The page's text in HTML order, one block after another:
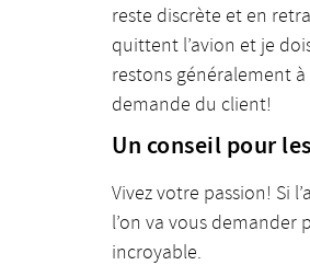
reste discrète et en
quittent l’avion et je
restons généralement
demande du client!
Un conseil pour
Vivez votre passion! Si
l’on va vous
incroyable.